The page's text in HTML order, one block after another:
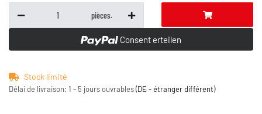
pièces.
Consent erteilen
Stock limité
Délai de livraison: 1 - 5 jours ouvrables(DE - étranger différent)